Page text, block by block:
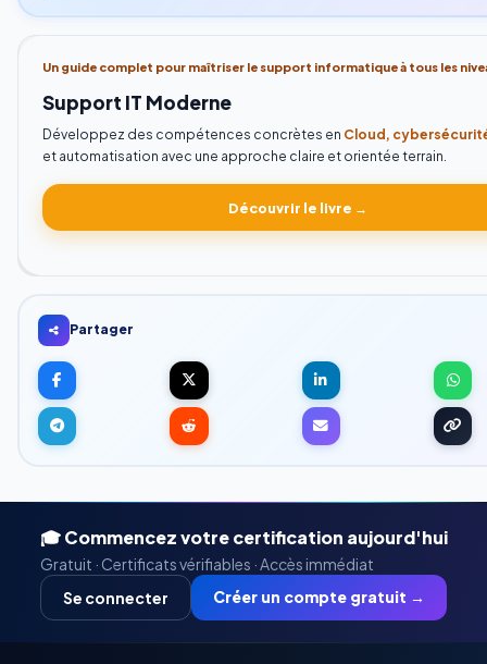
Un guide complet pour maîtriser le support informatique à tous les
Support IT Moderne
Développez des compétences concrètes en Cloud,
et automatisation avec une approche claire et orientée terrain.
Découvrir le livre →
Partager
🎓 Commencez votre certification aujourd'hui
Gratuit · Certificats vérifiables · Accès immédiat
Se connecter
Créer un compte gratuit →